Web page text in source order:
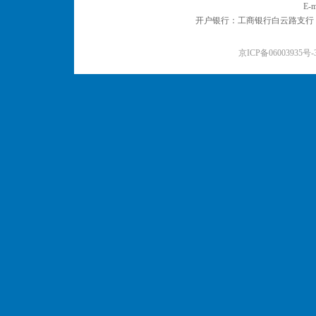
E-
开户银行：工商银行白云路支
京ICP备06003935号-